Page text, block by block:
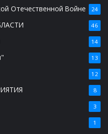
Отечественной Войне 24
46
14
13
12
8
3
1